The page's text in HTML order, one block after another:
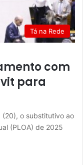
Tá na Rede
com
para
(20), o substitutivo ao
(PLOA) de 2025